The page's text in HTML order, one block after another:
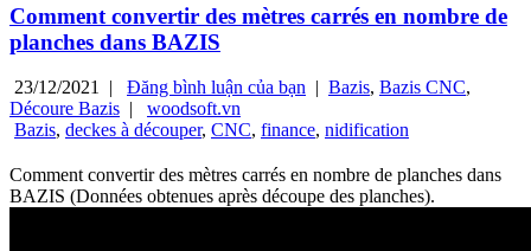
Comment convertir des mètres carrés en nombre de
planches dans BAZIS
23/12/2021 | Đăng bình luận của bạn | Bazis, Bazis CNC,
Découre Bazis |
woodsoft.vn
Bazis, deckes à découper, CNC, finance, nidification
Comment convertir des mètres carrés en nombre de planches dans
BAZIS (Données obtenues après découpe des planches).